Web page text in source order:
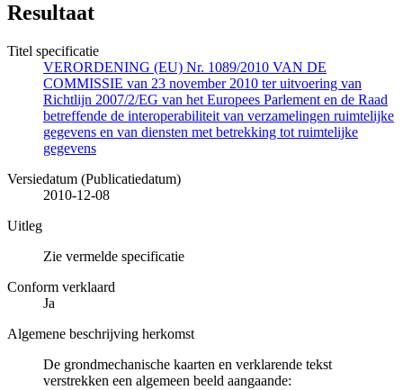
Resultaat
Titel specificatie
VERORDENING (EU) Nr. 1089/2010 VAN DE
COMMISSIE van 23 november 2010 ter uitvoering van
Richtlijn 2007/2/EG van het Europees Parlement en de Raad
betreffende de interoperabiliteit van verzamelingen ruimtelijke
gegevens en van diensten met betrekking tot ruimtelijke
gegevens
Versiedatum (Publicatiedatum)
2010-12-08
Uitleg
Zie vermelde specificatie
Conform verklaard
Ja
Algemene beschrijving herkomst
De grondmechanische kaarten en verklarende tekst
verstrekken een algemeen beeld aangaande: